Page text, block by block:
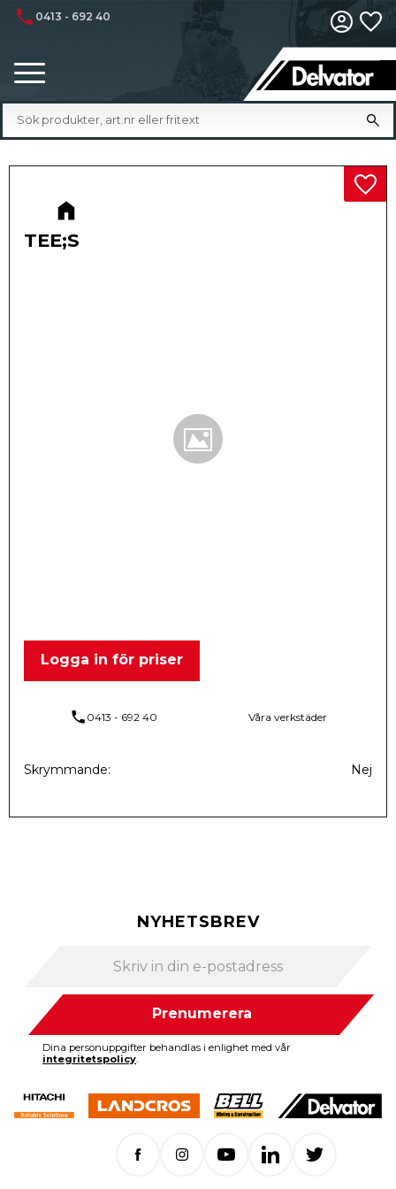
phone 0413 - 692 40
TEE;S
Logga in för priser
phone 0413 - 692 40 Våra verkstäder
Skrymmande Nej
NYHETSBREV
Prenumerera
Dina personuppgifter behandlas i enlighet med vår
integritetspolicy.